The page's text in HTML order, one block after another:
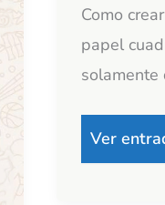
Como
papel
Ver